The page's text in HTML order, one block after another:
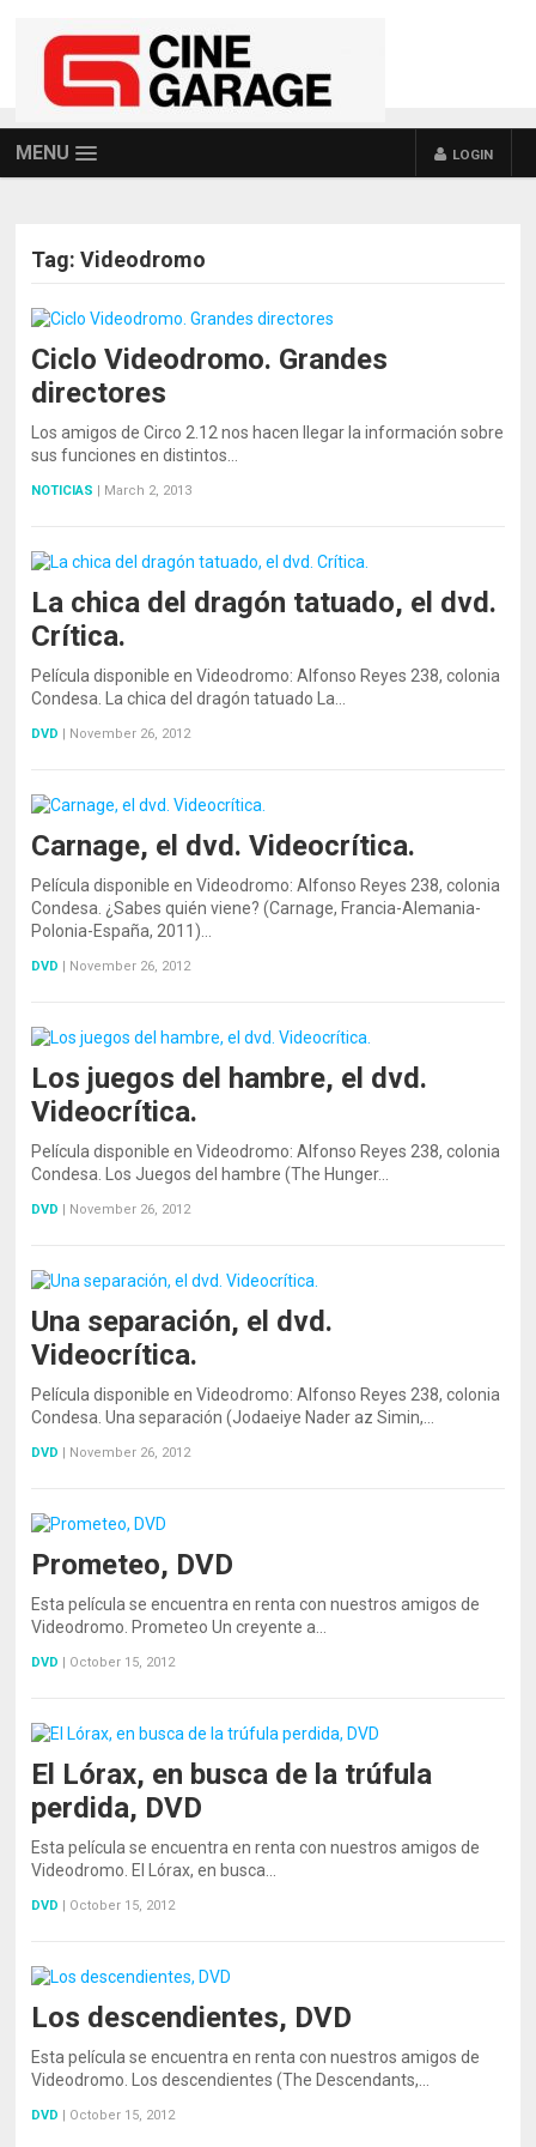
MENU LOGIN
Tag:Videodromo
Ciclo Videodromo. Grandes
directores
Los amigos de Circo 2.12 nos hacen llegar la información sobre
sus funciones en distintos…
NOTICIAS | March 2, 2013
La chica del dragón tatuado, el dvd.
Crítica.
Película disponible en Videodromo: Alfonso Reyes 238, colonia
Condesa. La chica del dragón tatuado La…
DVD | November 26, 2012
Carnage, el dvd. Videocrítica.
Película disponible en Videodromo: Alfonso Reyes 238, colonia
Condesa. ¿Sabes quién viene? (Carnage, Francia-Alemania-
Polonia-España, 2011)…
DVD | November 26, 2012
Los juegos del hambre, el dvd.
Videocrítica.
Película disponible en Videodromo: Alfonso Reyes 238, colonia
Condesa. Los Juegos del hambre (The Hunger…
DVD | November 26, 2012
Una separación, el dvd.
Videocrítica.
Película disponible en Videodromo: Alfonso Reyes 238, colonia
Condesa. Una separación (Jodaeiye Nader az Simin,…
DVD | November 26, 2012
Prometeo, DVD
Esta película se encuentra en renta con nuestros amigos de
Videodromo. Prometeo Un creyente a…
DVD | October 15, 2012
El Lórax, en busca de la trúfula
perdida, DVD
Esta película se encuentra en renta con nuestros amigos de
Videodromo. El Lórax, en busca…
DVD | October 15, 2012
Los descendientes, DVD
Esta película se encuentra en renta con nuestros amigos de
Videodromo. Los descendientes (The Descendants,…
DVD | October 15, 2012